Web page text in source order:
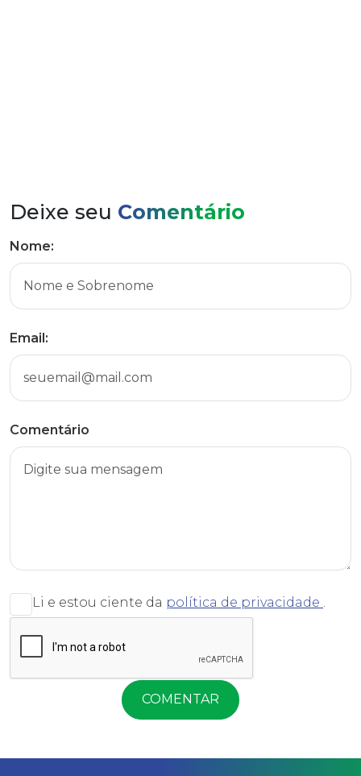
Deixe seu Comentário
Nome:
Email:
Comentário
Li e estou ciente da política de privacidade .
COMENTAR